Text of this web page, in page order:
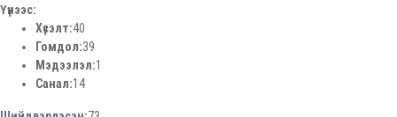
Үүнээс:
Хүсэлт:40
Гомдол:39
Мэдээлэл:1
Санал:14